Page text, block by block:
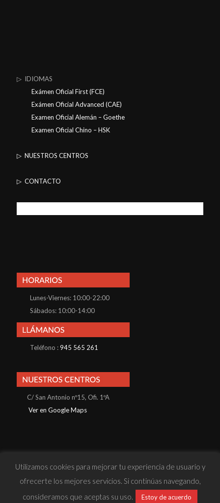
▷ IDIOMAS
Exámen Oficial First (FCE)
Exámen Oficial Advanced (CAE)
Examen Oficial Alemán – Goethe
Examen Oficial Chino – HSK
▷ NUESTROS CENTROS
▷ CONTACTO
Lunes-Viernes: 10:00-22:00
Sábados: 10:00-14:00
Teléfono :945 565 261
C/ San Antonio nº15, Ofi. 1ºA
Ver en Google Maps
· Política de Privacidad
· Política de Cookies· Aviso Legal
web desarrollado porReactiva Online
Utilizamos cookies para mejorar tu experiencia de usuario y
ofrecerte los mejores servicios. Si continúas navegando,
consideramos que aceptas su uso.
Estoy de acuerdo